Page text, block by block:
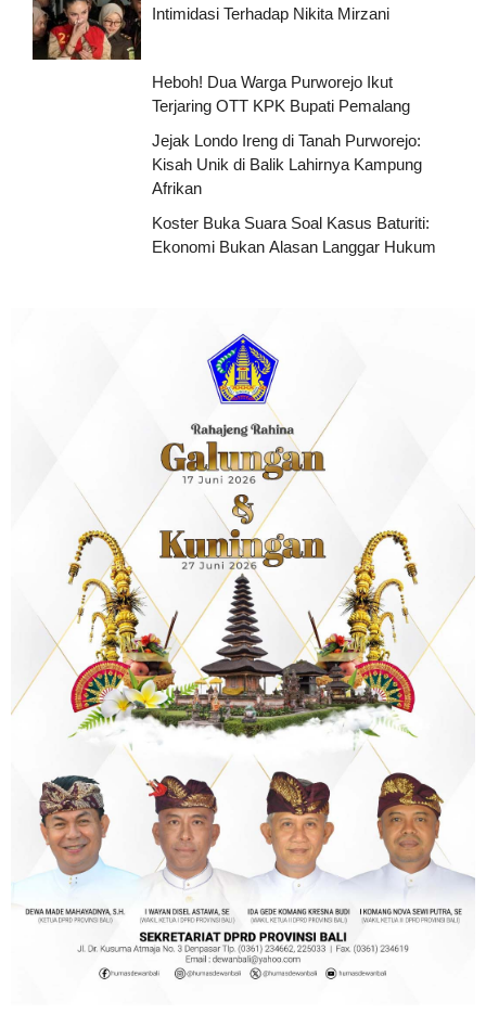
Intimidasi Terhadap Nikita Mirzani
Heboh! Dua Warga Purworejo Ikut
Terjaring OTT KPK Bupati Pemalang
Jejak Londo Ireng di Tanah Purworejo:
Kisah Unik di Balik Lahirnya Kampung
Afrikan
Koster Buka Suara Soal Kasus Baturiti:
Ekonomi Bukan Alasan Langgar Hukum